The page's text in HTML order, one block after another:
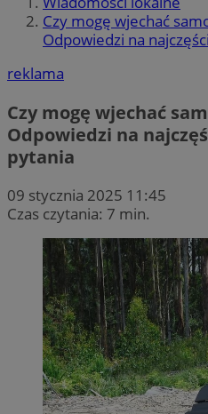
Czy mogę wjechać
Odpowiedzi na
reklama
Czy mogę wjechać
Odpowiedzi na
pytania
09 stycznia 2025 11:45
Czas czytania: 7 min.